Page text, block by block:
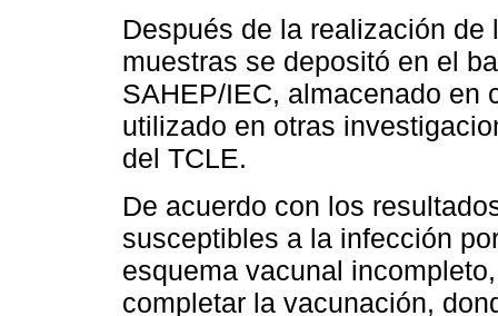
Después de la realización
muestras se depositó en el
SAHEP/IEC, almacenado en
utilizado en otras
del TCLE.
De acuerdo con los
susceptibles a la infección
esquema vacunal
completar la vacunación,